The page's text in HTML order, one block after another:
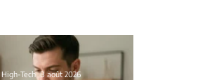
High-Tech 3 août 2026